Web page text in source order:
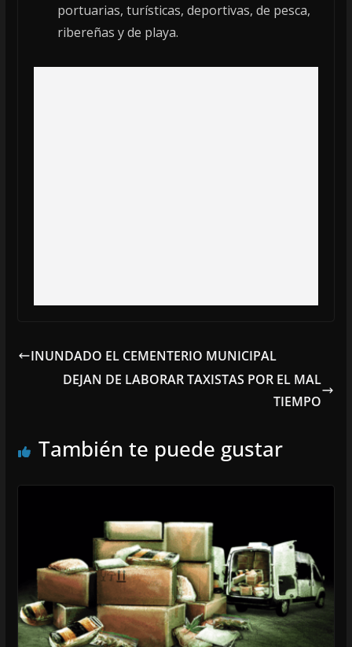
portuarias, turísticas, deportivas, de pesca,
ribereñas y de playa.
INUNDADO EL CEMENTERIO MUNICIPAL
DEJAN DE LABORAR TAXISTAS POR EL MAL
TIEMPO
También te puede gustar